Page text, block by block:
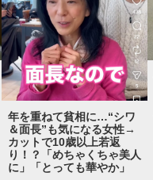
年を重ねて貧相に…“シワ
＆面長”も気になる女性→
カットで10歳以上若返
り！？「めちゃくちゃ美人
に」「とっても華やか」